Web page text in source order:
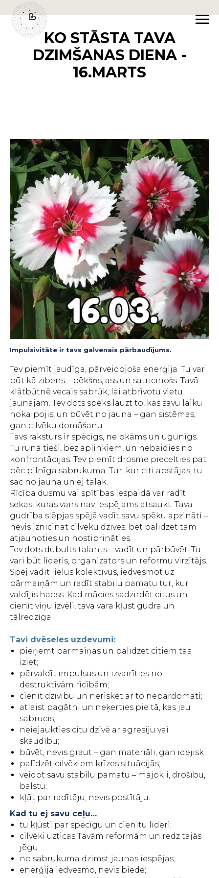
KO STĀSTA TAVA
DZIMŠANAS DIENA -
16.MARTS
Impulsivitāte ir tavs galvenais pārbaudījums.
Tev piemīt jaudīga, pārveidojoša enerģija. Tu vari
būt kā zibens – pēkšņs, ass un satricinošs. Tavā
klātbūtnē vecais sabrūk, lai atbrīvotu vietu
jaunajam. Tev dots spēks lauzt to, kas savu laiku
nokalpojis, un būvēt no jauna – gan sistēmas,
gan cilvēku domāšanu.
Tavs raksturs ir spēcīgs, nelokāms un ugunīgs.
Tu runā tieši, bez aplinkiem, un nebaidies no
konfrontācijas. Tev piemīt drosme piecelties pat
pēc pilnīga sabrukuma. Tur, kur citi apstājas, tu
sāc no jauna un ej tālāk.
Rīcība dusmu vai spītības iespaidā var radīt
sekas, kuras vairs nav iespējams atsaukt. Tava
gudrība slēpjas spējā vadīt savu spēku apzināti –
nevis iznīcināt cilvēku dzīves, bet palīdzēt tām
atjaunoties un nostiprināties.
Tev dots dubults talants – vadīt un pārbūvēt. Tu
vari būt līderis, organizators un reformu virzītājs.
Spēj vadīt lielus kolektīvus, iedvesmot uz
pārmaiņām un radīt stabilu pamatu tur, kur
valdījis haoss. Kad mācies sadzirdēt citus un
cienīt viņu izvēli, tava vara kļūst gudra un
tālredzīga.
Tavi dvēseles uzdevumi:
pieņemt pārmaiņas un palīdzēt citiem tās
iziet;
pārvaldīt impulsus un izvairīties no
destruktīvām rīcībām;
cienīt dzīvību un neriskēt ar to nepārdomāti;
atlaist pagātni un neķerties pie tā, kas jau
sabrucis;
neiejaukties citu dzīvē ar agresiju vai
skaudību;
būvēt, nevis graut – gan materiāli, gan idejiski;
palīdzēt cilvēkiem krīzes situācijās;
veidot savu stabilu pamatu – mājokli, drošību,
balstu;
kļūt par radītāju, nevis postītāju.
Kad tu ej savu ceļu…
tu kļūsti par spēcīgu un cienītu līderi;
cilvēki uzticas Tavām reformām un redz tajās
jēgu;
no sabrukuma dzimst jaunas iespējas;
enerģija iedvesmo, nevis biedē;